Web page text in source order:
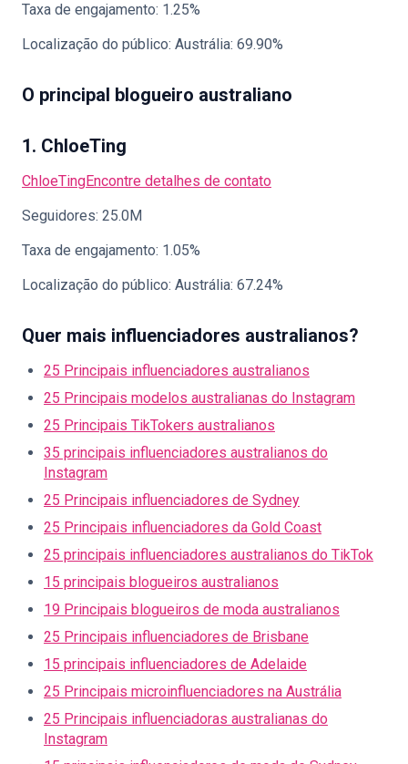
Taxa de engajamento: 1.25%
Localização do público: Austrália: 69.90%
O principal blogueiro australiano
1. ChloeTing
ChloeTingEncontre detalhes de contato
Seguidores: 25.0M
Taxa de engajamento: 1.05%
Localização do público: Austrália: 67.24%
Quer mais influenciadores australianos?
25 Principais influenciadores australianos
25 Principais modelos australianas do Instagram
25 Principais TikTokers australianos
35 principais influenciadores australianos do
Instagram
25 Principais influenciadores de Sydney
25 Principais influenciadores da Gold Coast
25 principais influenciadores australianos do TikTok
15 principais blogueiros australianos
19 Principais blogueiros de moda australianos
25 Principais influenciadores de Brisbane
15 principais influenciadores de Adelaide
25 Principais microinfluenciadores na Austrália
25 Principais influenciadoras australianas do
Instagram